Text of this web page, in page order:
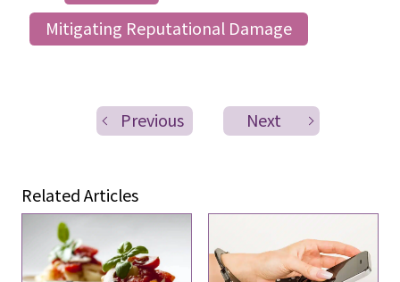
Mitigating Reputational Damage
Previous Next
Related Articles